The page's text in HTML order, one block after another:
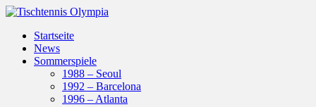
Startseite
News
Sommerspiele
1988 – Seoul
1992 – Barcelona
1996 – Atlanta